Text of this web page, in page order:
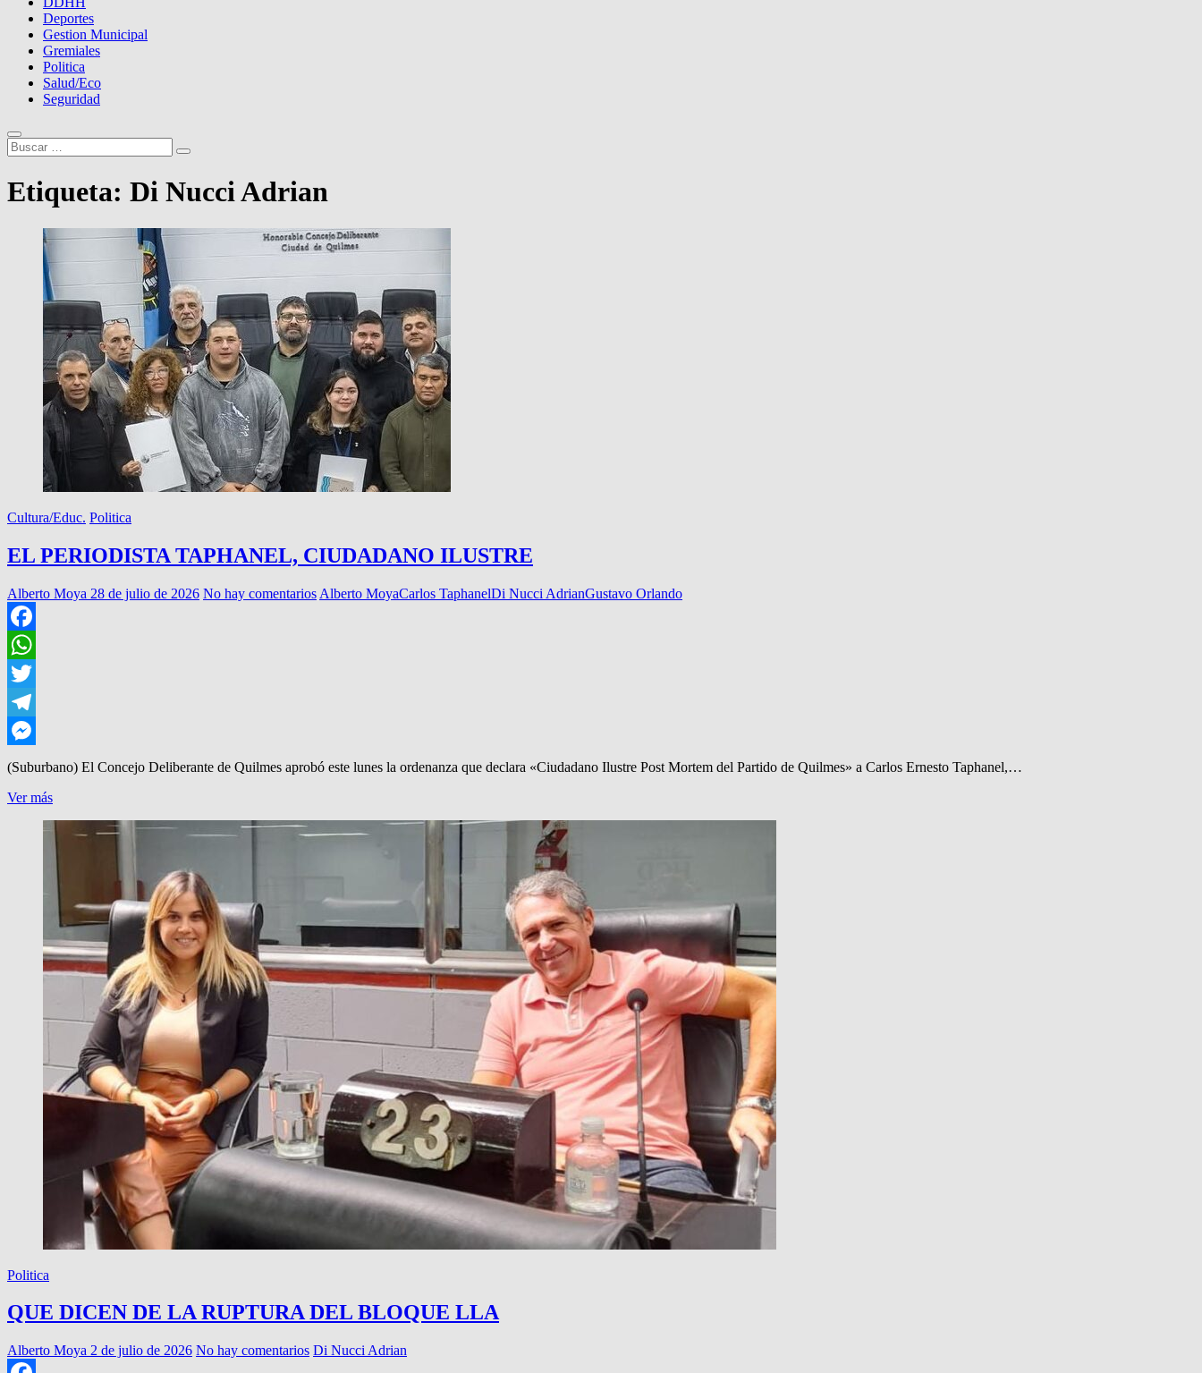
Deportes
Gestion Municipal
Gremiales
Politica
Salud/Eco
Seguridad
Buscar
…
Etiqueta: Di Nucci Adrian
Cultura/Educ. Politica
EL PERIODISTA TAPHANEL, CIUDADANO ILUSTRE
Alberto Moya 28 de julio de 2026 No hay comentarios Alberto MoyaCarlos TaphanelDi Nucci AdrianGustavo Orlando
Facebook
WhatsApp
Twitter
Telegram
Messenger
(Suburbano) El Concejo Deliberante de Quilmes aprobó este lunes la ordenanza que declara «Ciudadano Ilustre Post Mortem del Partido de Quilmes» a Carlos Ernesto Taphanel,…
Ver másEL
TAPHANEL,
CIUDADANO
ILUSTRE
Politica
QUE DICEN DE LA RUPTURA DEL BLOQUE LLA
Alberto Moya 2 de julio de 2026 No hay comentarios Di Nucci Adrian